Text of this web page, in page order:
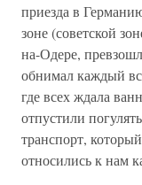
приезда в
зоне (советской
на-Одере,
обнимал каждый
где всех ждала
отпустили
транспорт,
относились к нам